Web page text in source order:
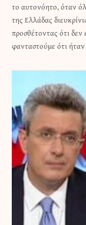
το αυτονόητο, όταν
της Ελλάδας
προσθέτοντας ότι δεν
φανταστούμε ότι